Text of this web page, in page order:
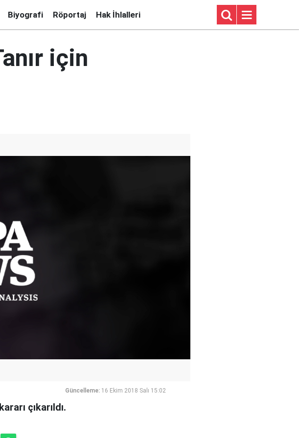
Biyografi Röportaj Hak İhlalleri
için
Güncelleme: 16 Ekim 2018 Salı 15:02
çıkarıldı.